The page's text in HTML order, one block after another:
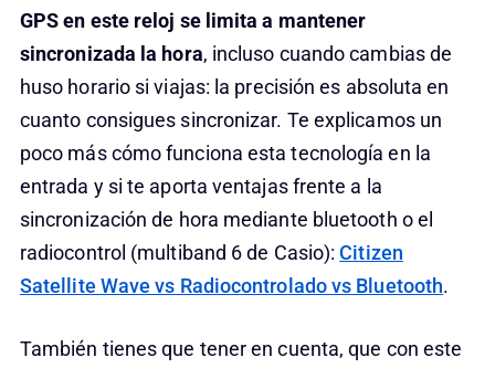
GPS en este reloj se limita a mantener
sincronizada la hora, incluso cuando cambias de
huso horario si viajas: la precisión es absoluta en
cuanto consigues sincronizar. Te explicamos un
poco más cómo funciona esta tecnología en la
entrada y si te aporta ventajas frente a la
sincronización de hora mediante bluetooth o el
radiocontrol (multiband 6 de Casio):Citizen
Satellite Wave vs Radiocontrolado vs Bluetooth.
También tienes que tener en cuenta, que con este